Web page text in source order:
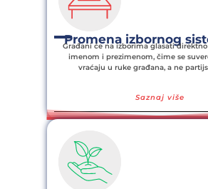
Promena izbornog
Građani će na izborima glasati
imenom i prezimenom, čime se
vraćaju u ruke građana, a ne
Saznaj više